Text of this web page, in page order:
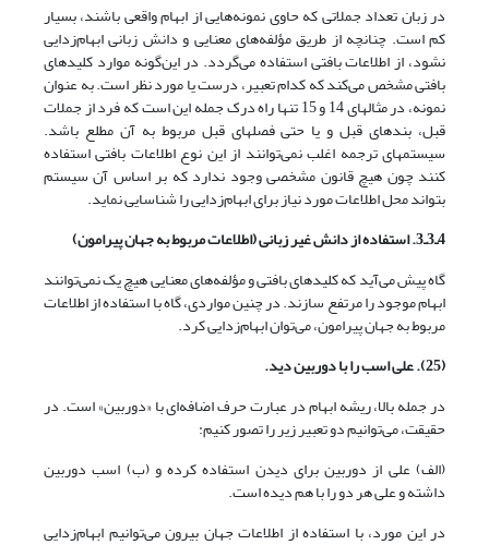
در زبان تعداد جملاتی که حاوی نمونه‌هایی از ابهام واقعی باشند، بسیار
کم است. چنانچه از طریق مؤلفه‌های معنایی و دانش زبانی ابهام‌زدایی
نشود، از اطلاعات بافتی استفاده می‌گردد. در این‌گونه موارد کلیدهای
بافتی مشخص می‌کند که کدام تعبیر، درست یا مورد نظر است. به عنوان
نمونه، در مثالهای 14 و 15 تنها راه درک جمله این است که فرد از جملات
قبل، بندهای قبل و یا حتی فصلهای قبل مربوط به آن مطلع باشد.
سیستمهای ترجمه اغلب نمی‌توانند از این نوع اطلاعات بافتی استفاده
کنند چون هیچ قانون مشخصی وجود ندارد که بر اساس آن سیستم
بتواند محل اطلاعات مورد نیاز برای ابهام‌زدایی را شناسایی نماید.
4ـ3ـ3. استفاده از دانش غیر زبانی (اطلاعات مربوط به جهان پیرامون)
گاه پیش می‌آید که کلیدهای بافتی و مؤلفه‌های معنایی هیچ یک نمی‌توانند
ابهام موجود را مرتفع سازند. در چنین مواردی، گاه با استفاده از اطلاعات
مربوط به جهان پیرامون، می‌توان ابهام‌زدایی کرد.
(25). علی اسب را با دوربین دید.
در جمله بالا، ریشه ابهام در عبارت حرف اضافه‌ای با «دوربین» است. در
حقیقت، می‌توانیم دو تعبیر زیر را تصور کنیم:
(الف) علی از دوربین برای دیدن استفاده کرده و (ب) اسب دوربین
داشته و علی هر دو را با هم دیده است.
در این مورد، با استفاده از اطلاعات جهان بیرون می‌توانیم ابهام‌زدایی